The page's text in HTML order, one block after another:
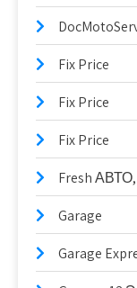
Fix Price
Fix Price
Fix Price
Fresh
Garage
Garage